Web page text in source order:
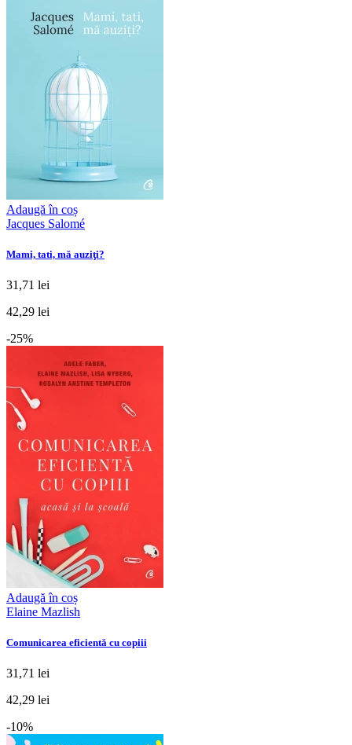
Adaugă în coș
Jacques Salomé
Mami, tati, mă auziţi?
31,71 lei
42,29 lei
-25%
Adaugă în coș
Elaine Mazlish
Comunicarea eficientă cu copiii
31,71 lei
42,29 lei
-10%